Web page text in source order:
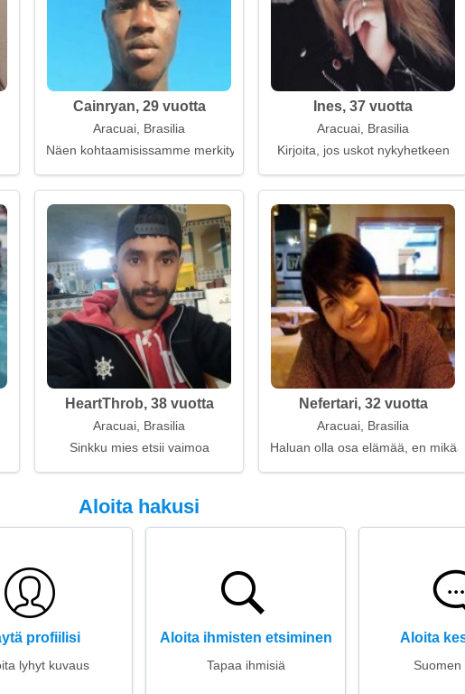
Cainryan, 29 vuotta
Aracuai, Brasilia
Näen kohtaamisissamme merkitystä
Ines, 37 vuotta
Aracuai, Brasilia
Kirjoita, jos uskot nykyhetkeen
HeartThrob, 38 vuotta
Aracuai, Brasilia
Sinkku mies etsii vaimoa
Nefertari, 32 vuotta
Aracuai, Brasilia
Haluan olla osa elämää, en
Aloita hakusi
profiilisi
lyhyt kuvaus
Aloita ihmisten etsiminen
Tapaa ihmisiä
Aloita
Suomen